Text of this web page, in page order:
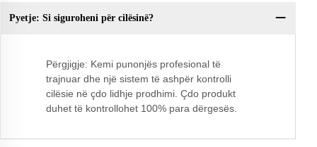
Pyetje: Si siguroheni për cilësinë?
Përgjigje: Kemi punonjës profesional të
trajnuar dhe një sistem të ashpër kontrolli
cilësie në çdo lidhje prodhimi. Çdo produkt
duhet të kontrollohet 100% para dërgesës.